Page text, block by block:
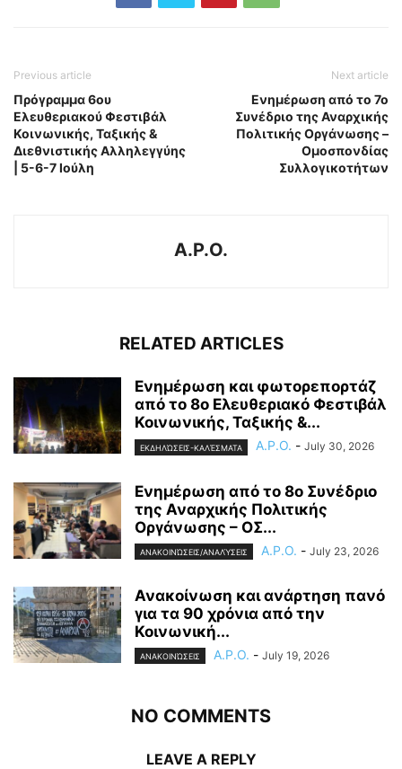
Previous article
Πρόγραμμα 6ου
Ελευθεριακού Φεστιβάλ
Κοινωνικής, Ταξικής &
Διεθνιστικής Αλληλεγγύης
| 5-6-7 Ιούλη
Next article
Ενημέρωση από το 7ο
Συνέδριο της Αναρχικής
Πολιτικής Οργάνωσης –
Ομοσπονδίας
Συλλογικοτήτων
A.P.O.
RELATED ARTICLES
Ενημέρωση και φωτορεπορτάζ
από το 8ο Ελευθεριακό Φεστιβάλ
Κοινωνικής, Ταξικής &...
ΕΚΔΗΛΏΣΕΙΣ-ΚΑΛΈΣΜΑΤΑ A.P.O. - July 30, 2026
Ενημέρωση από το 8ο Συνέδριο
της Αναρχικής Πολιτικής
Οργάνωσης – ΟΣ...
ΑΝΑΚΟΙΝΏΣΕΙΣ/ΑΝΑΛΎΣΕΙΣ A.P.O. - July 23, 2026
Ανακοίνωση και ανάρτηση πανό
για τα 90 χρόνια από την
Κοινωνική...
ΑΝΑΚΟΙΝΏΣΕΙΣ A.P.O. - July 19, 2026
NO COMMENTS
LEAVE A REPLY